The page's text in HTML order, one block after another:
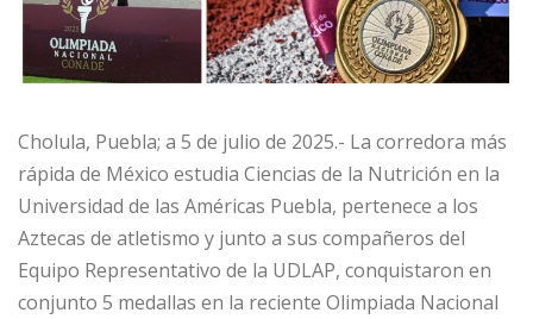
Cholula, Puebla; a 5 de julio de 2025.- La corredora más
rápida de México estudia Ciencias de la Nutrición en la
Universidad de las Américas Puebla, pertenece a los
Aztecas de atletismo y junto a sus compañeros del
Equipo Representativo de la UDLAP, conquistaron en
conjunto 5 medallas en la reciente Olimpiada Nacional